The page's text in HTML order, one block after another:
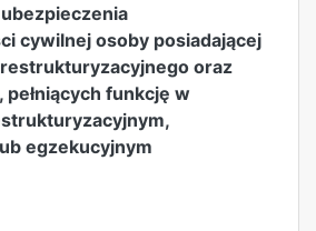
cywilnej osoby posiadającej
oraz
pełniących funkcję w
egzekucyjnym